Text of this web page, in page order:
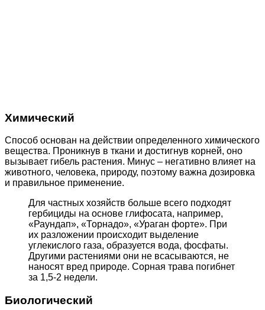
Химический
Способ основан на действии определенного химического
вещества. Проникнув в ткани и достигнув корней, оно
вызывает гибель растения. Минус – негативно влияет на
животного, человека, природу, поэтому важна дозировка
и правильное применение.
Для частных хозяйств больше всего подходят
гербициды на основе глифосата, например,
«Раундап», «Торнадо», «Ураган форте». При
их разложении происходит выделение
углекислого газа, образуется вода, фосфаты.
Другими растениями они не всасываются, не
наносят вред природе. Сорная трава погибнет
за 1,5-2 недели.
Биологический